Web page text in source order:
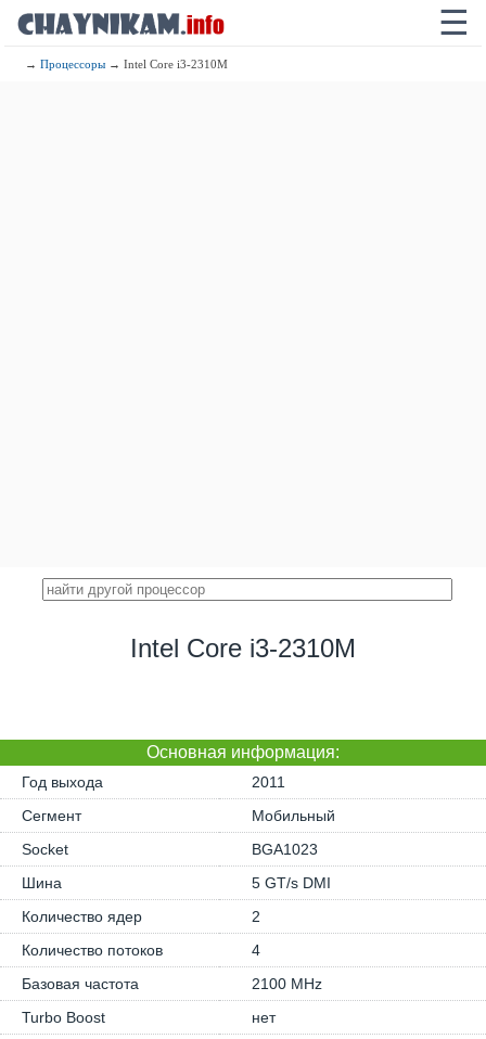
☰
→Процессоры → Intel Core i3-2310M
Intel Core i3-2310M
Основная информация:
Год выхода
2011
Сегмент
Мобильный
Socket
BGA1023
Шина
5 GT/s DMI
Количество ядер
2
Количество потоков
4
Базовая частота
2100 MHz
Turbo Boost
нет